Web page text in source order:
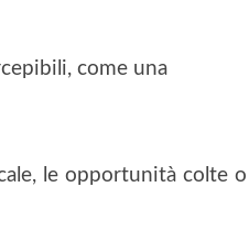
come una
le opportunità colte o